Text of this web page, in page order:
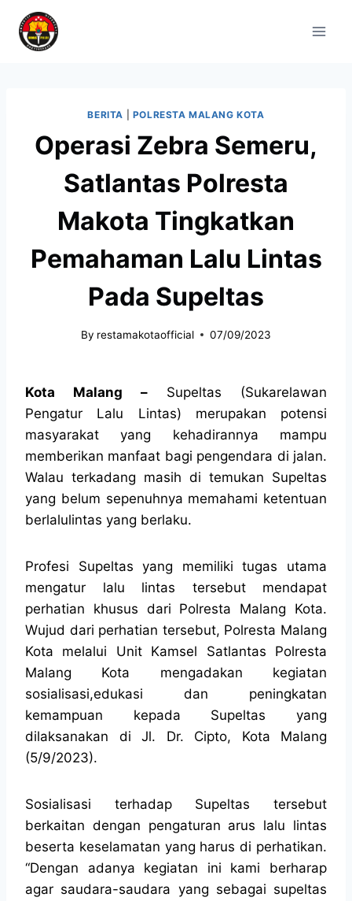
BERITA POLRESTA MALANG KOTA
Operasi Zebra Semeru,
Satlantas Polresta
Makota Tingkatkan
Pemahaman Lalu Lintas
Pada Supeltas
By restamakotaofficial 07/09/2023
Kota Malang – Supeltas (Sukarelawan
Pengatur Lalu Lintas) merupakan potensi
masyarakat yang kehadirannya mampu
memberikan manfaat bagi pengendara di jalan.
Walau terkadang masih di temukan Supeltas
yang belum sepenuhnya memahami ketentuan
berlalulintas yang berlaku.
Profesi Supeltas yang memiliki tugas utama
mengatur lalu lintas tersebut mendapat
perhatian khusus dari Polresta Malang Kota.
Wujud dari perhatian tersebut, Polresta Malang
Kota melalui Unit Kamsel Satlantas Polresta
Malang Kota mengadakan kegiatan
sosialisasi,edukasi dan peningkatan
kemampuan kepada Supeltas yang
dilaksanakan di Jl. Dr. Cipto, Kota Malang
(5/9/2023).
Sosialisasi terhadap Supeltas tersebut
berkaitan dengan pengaturan arus lalu lintas
beserta keselamatan yang harus di perhatikan.
“Dengan adanya kegiatan ini kami berharap
agar saudara-saudara yang sebagai supeltas